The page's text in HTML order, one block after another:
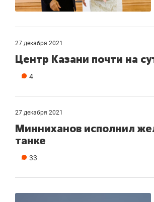
27 декабря 2021
Центр Казани почти на
4
27 декабря 2021
Минниханов исполнил
танке
33